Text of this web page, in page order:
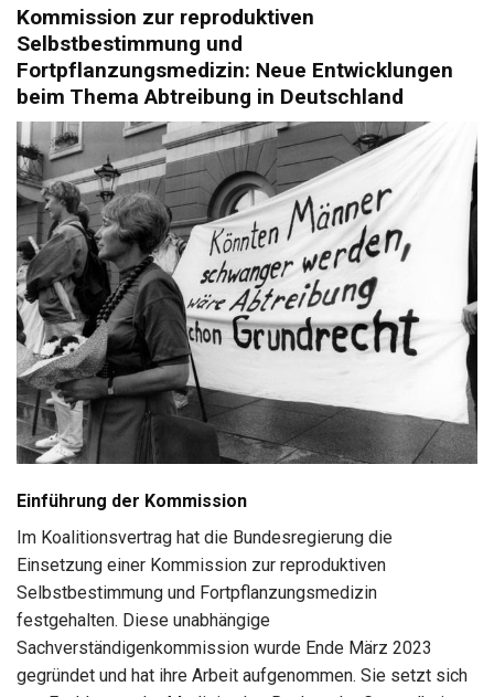
Kommission zur reproduktiven
Selbstbestimmung und
Fortpflanzungsmedizin: Neue Entwicklungen
beim Thema Abtreibung in Deutschland
Einführung der Kommission
Im Koalitionsvertrag hat die Bundesregierung die
Einsetzung einer Kommission zur reproduktiven
Selbstbestimmung und Fortpflanzungsmedizin
festgehalten. Diese unabhängige
Sachverständigenkommission wurde Ende März 2023
gegründet und hat ihre Arbeit aufgenommen. Sie setzt sich